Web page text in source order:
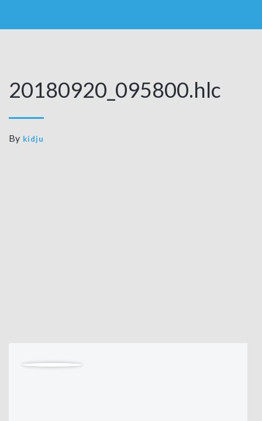
20180920_095800.hlc
By kidju